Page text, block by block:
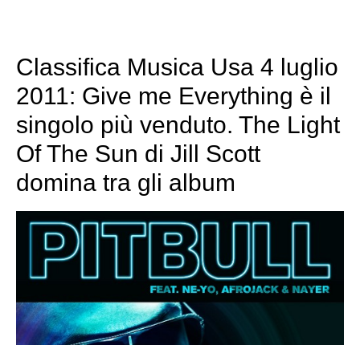
Classifica Musica Usa 4 luglio
2011: Give me Everything è il
singolo più venduto. The Light
Of The Sun di Jill Scott
domina tra gli album